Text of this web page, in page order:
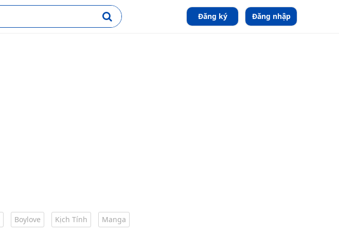
Đăng ký Đăng nhập
Boylove Kịch Tính Manga